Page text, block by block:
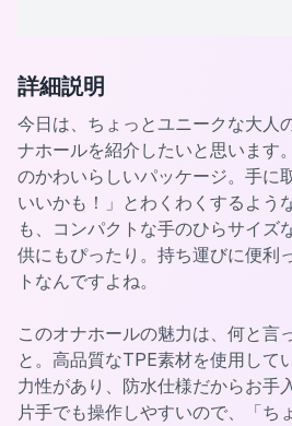
詳細説明
今日は、ちょっとユニークな大人
ナホールを紹介したいと思います
のかわいらしいパッケージ。手に
いいかも！」とわくわくするよう
も、コンパクトな手のひらサイズ
供にもぴったり。持ち運びに便利
トなんですよね。
このオナホールの魅力は、何と言
と。高品質なTPE素材を使用して
力性があり、防水仕様だからお手
片手でも操作しやすいので、「ち